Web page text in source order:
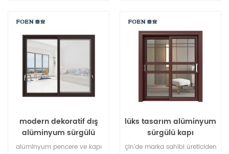
hırsızlık performansı
mükemmeldir. farklı mimari
çeşitli kapı tipleri.
hırsızlık önleme performansı
mükemmel. farklı mimari
ihtiyaçları karşılamak için
çeşitli kapı tipleri
modern dekoratif dış
alüminyum sürgülü
kapılar
alüminyum pencere ve kapı
lüks tasarım alüminyum
sürgülü kapı
çin'de marka sahibi üreticiden